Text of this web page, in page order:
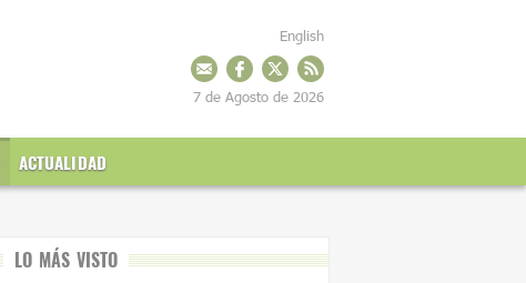
ACTUALIDAD
English
7 de Agosto de 2026
LO MÁS VISTO